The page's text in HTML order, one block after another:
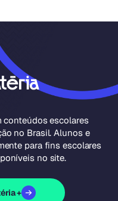
conteúdos escolares
no Brasil. Alunos e
para fins escolares
no site.
+